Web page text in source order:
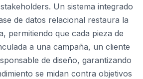
Un sistema integrado
de datos relacional restaura la
permitiendo que cada pieza de
a una campaña, un cliente
de diseño, garantizando
se midan contra objetivos